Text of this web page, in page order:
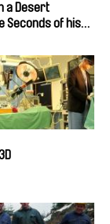
a Desert
Seconds of his